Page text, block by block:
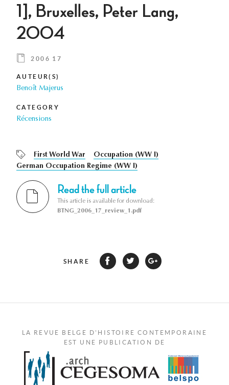
1], Bruxelles, Peter Lang,
2004
2006 17
AUTEUR(S)
Benoît Majerus
CATEGORY
Récensions
First World War
Occupation (WW I)
German Occupation Regime (WW I)
Read the full article
This article is available for download:
BTNG_2006_17_review_1.pdf
SHARE
LA REVUE BELGE D'HISTOIRE CONTEMPORAINE
EST UNE PUBLICATION DE